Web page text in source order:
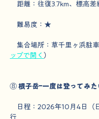
距離：往復3.7km、標高差
難易度：★
集合場所：草千里ヶ浜駐
ップで開く ）
⑧ 根子岳ｰ一度は登ってみた
日程：2026年10月4日（
行